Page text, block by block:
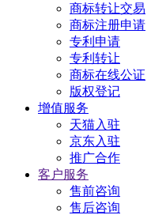
商标转让交易
商标注册申请
专利申请
专利转让
商标在线公证
版权登记
增值服务
天猫入驻
京东入驻
推广合作
客户服务
售前咨询
售后咨询